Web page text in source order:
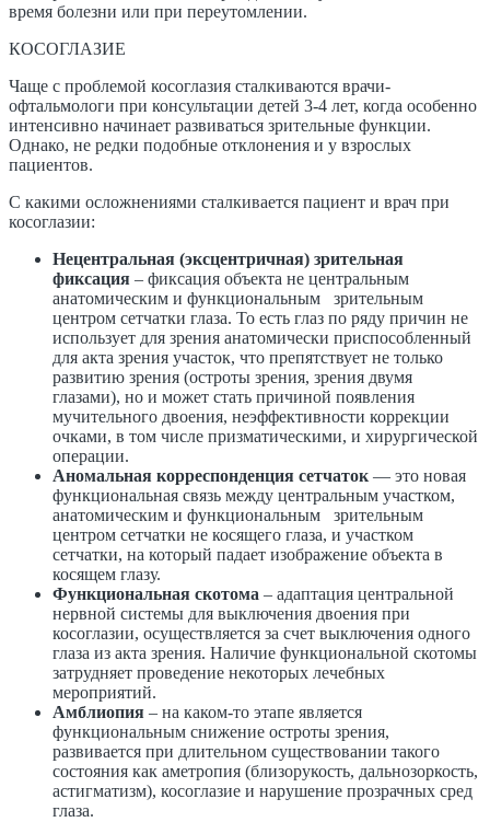
время болезни или при переутомлении.
КОСОГЛАЗИЕ
Чаще с проблемой косоглазия сталкиваются врачи-
офтальмологи при консультации детей 3-4 лет, когда особенно
интенсивно начинает развиваться зрительные функции.
Однако, не редки подобные отклонения и у взрослых
пациентов.
​С какими осложнениями сталкивается пациент и врач при
косоглазии:
Нецентральная (эксцентричная) зрительная
фиксация – фиксация объекта не центральным
анатомическим и функциональным зрительным
центром сетчатки глаза. То есть глаз по ряду причин не
использует для зрения анатомически приспособленный
для акта зрения участок, что препятствует не только
развитию зрения (остроты зрения, зрения двумя
глазами), но и может стать причиной появления
мучительного двоения, неэффективности коррекции
очками, в том числе призматическими, и хирургической
операции.
Аномальная корреспонденция сетчаток — это новая
функциональная связь между центральным участком,
анатомическим и функциональным зрительным
центром сетчатки не косящего глаза, и участком
сетчатки, на который падает изображение объекта в
косящем глазу.
Функциональная скотома – адаптация центральной
нервной системы для выключения двоения при
косоглазии, осуществляется за счет выключения одного
глаза из акта зрения. Наличие функциональной скотомы
затрудняет проведение некоторых лечебных
мероприятий.
Амблиопия – на каком-то этапе является
функциональным снижение остроты зрения,
развивается при длительном существовании такого
состояния как аметропия (близорукость, дальнозоркость,
астигматизм), косоглазие и нарушение прозрачных сред
глаза.